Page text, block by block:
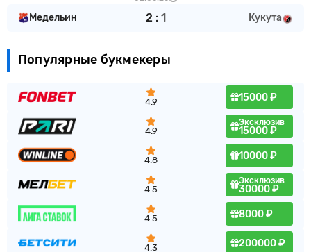
Медельин 2 : 1 Кукута
Популярные букмекеры
4.9 15000 ₽
4.9
Эксклюзив
15000 ₽
4.8 10000 ₽
4.5
Эксклюзив
30000 ₽
4.5 8000 ₽
4.3 200000 ₽